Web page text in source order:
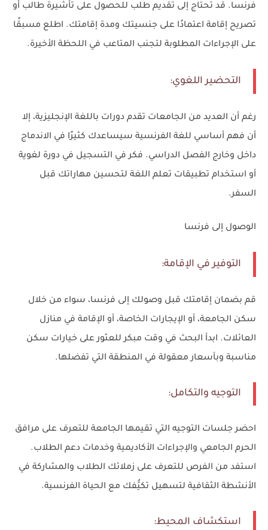
فرنسا. قد تحتاج إلى تقديم طلب للحصول على تأشيرة طالب أو
تصريح إقامة اعتمادًا على جنسيتك ومدة إقامتك. اطلع مسبقًا
على الإجراءات المطلوبة لتجنب المتاعب في اللحظة الأخيرة.
التحضير اللغوي:
رغم أن العديد من الجامعات تقدم دورات باللغة الإنجليزية، إلا
أن فهم أساسي للغة الفرنسية سيساعدك كثيرًا في الاندماج
داخل وخارج الفصل الدراسي. فكر في التسجيل في دورة لغوية
أو استخدام تطبيقات تعلم اللغة لتحسين مهاراتك قبل
السفر.
الوصول إلى فرنسا
التوفير في الإقامة:
قم بضمان إقامتك قبل وصولك إلى فرنسا، سواء من خلال
سكن الجامعة، أو الإيجارات الخاصة، أو الإقامة في منازل
العائلات. ابدأ البحث في وقت مبكر للعثور على خيارات سكن
مناسبة وبأسعار معقولة في المنطقة التي تفضلها.
التوجيه والتكامل:
احضر جلسات التوجيه التي تقيمها الجامعة للتعرف على مرافق
الحرم الجامعي والإجراءات الأكاديمية وخدمات دعم الطلاب.
استفد من الفرص للتعرف على زملائك الطلاب والمشاركة في
الأنشطة الثقافية لتسهيل تكيُّفك مع الحياة الفرنسية.
استكشاف المحيط: